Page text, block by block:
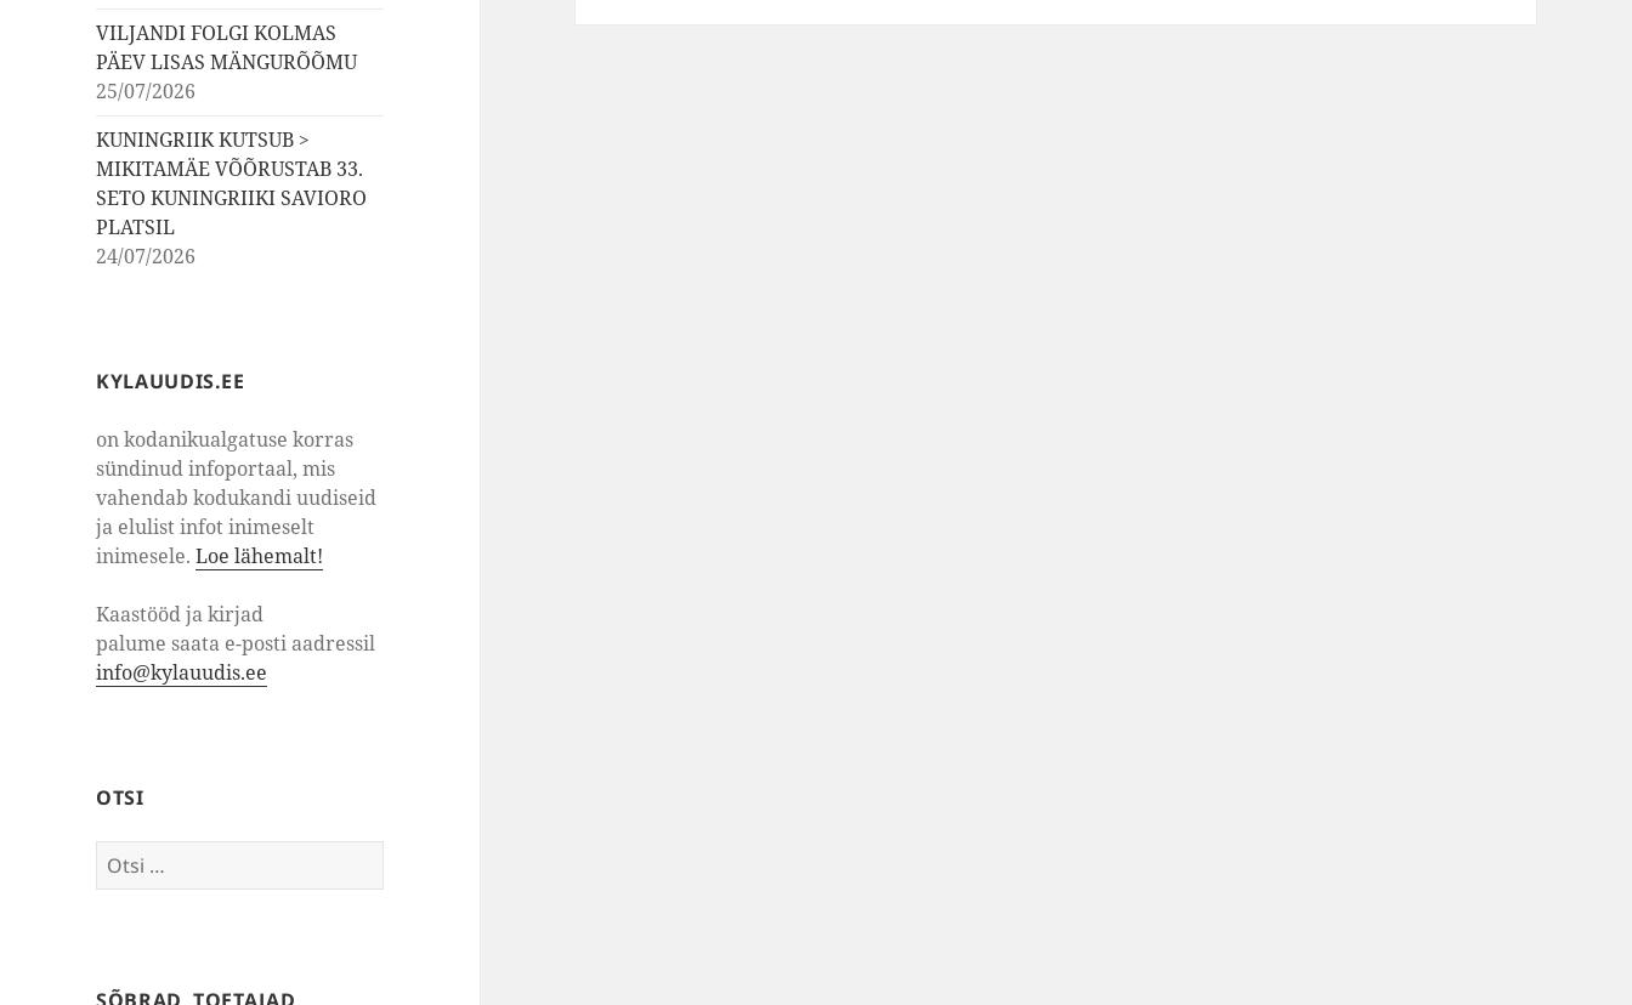
VILJANDI FOLGI KOLMAS
PÄEV LISAS MÄNGURÕÕMU
25/07/2026
KUNINGRIIK KUTSUB >
MIKITAMÄE VÕÕRUSTAB 33.
SETO KUNINGRIIKI SAVIORO
PLATSIL
24/07/2026
KYLAUUDIS.EE
on kodanikualgatuse korras
sündinud infoportaal, mis
vahendab kodukandi uudiseid
ja elulist infot inimeselt
inimesele.Loe lähemalt!
Kaastööd ja kirjad
palume saata e-posti aadressil
info@kylauudis.ee
OTSI
Otsi: